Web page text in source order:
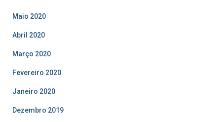
Maio 2020
Abril 2020
Março 2020
Fevereiro 2020
Janeiro 2020
Dezembro 2019